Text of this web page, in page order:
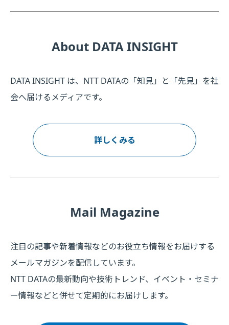
About DATA INSIGHT
DATA INSIGHT は、NTT DATAの「知見」と「先見」を社
会へ届けるメディアです。
詳しくみる
Mail Magazine
注目の記事や新着情報などのお役立ち情報をお届けする
メールマガジンを配信しています。
NTT DATAの最新動向や技術トレンド、イベント・セミナ
ー情報などと併せて定期的にお届けします。